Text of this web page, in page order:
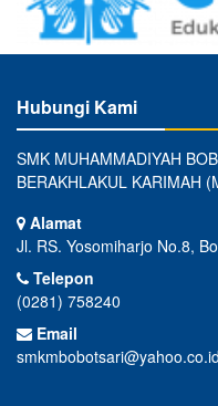
Hubungi Kami
SMK MUHAMMADIYAH
BERAKHLAKUL KARIMAH
Alamat
Jl. RS. Yosomiharjo No.8,
Telepon
(0281) 758240
Email
smkmbobotsari@yahoo.co.id